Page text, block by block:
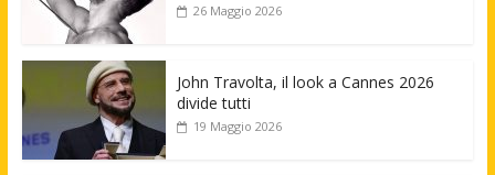
26 Maggio 2026
John Travolta, il look a Cannes 2026
divide tutti
19 Maggio 2026